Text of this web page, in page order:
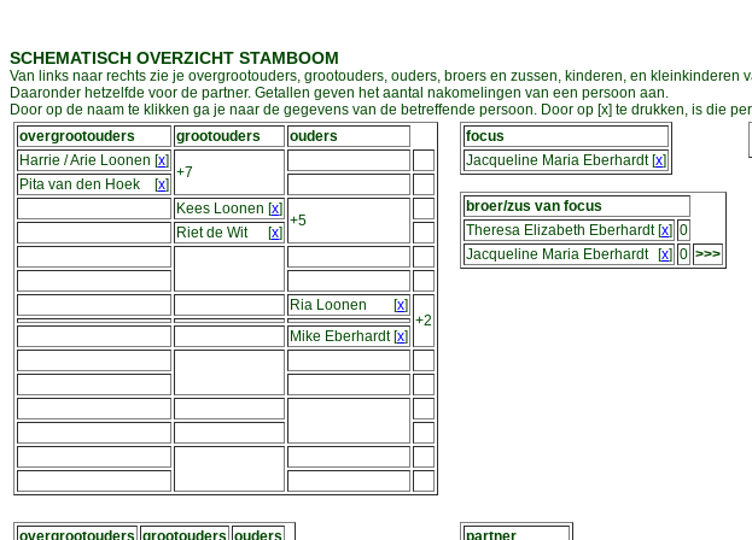
SCHEMATISCH OVERZICHT STAMBOOM
Van links naar rechts zie je overgrootouders, grootouders, ouders, broers en zussen, kinderen, en kleinkinderen
Daaronder hetzelfde voor de partner. Getallen geven het aantal nakomelingen van een persoon aan.
Door op de naam te klikken ga je naar de gegevens van de betreffende persoon. Door op [x] te drukken, is die
overgrootouders
grootouders
ouders
Harrie / Arie Loonen [x]
+7
Pita van den Hoek [x]
Kees Loonen [x]
+5
Riet de Wit [x]
Ria Loonen [x]
+2
Mike Eberhardt[x]
focus
Jacqueline Maria Eberhardt[x]
broer/zus van focus
Theresa Elizabeth Eberhardt[x] 0
Jacqueline Maria Eberhardt
[x] 0 >>>
overgrootouders grootouders ouders
partner